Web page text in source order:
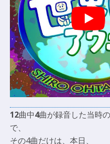
12曲中4曲が録音した当時
で、
その4曲だけは、本日、